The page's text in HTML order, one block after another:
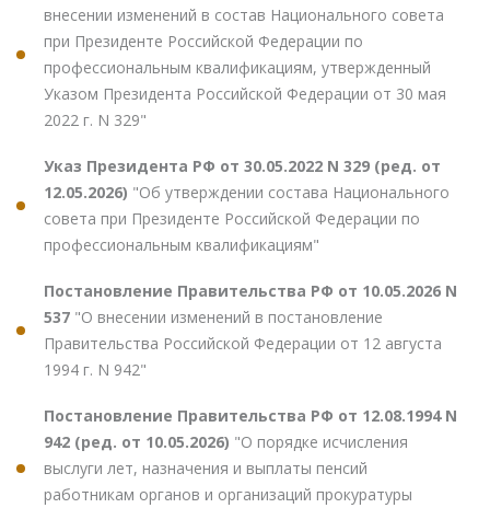
внесении изменений в состав Национального совета
при Президенте Российской Федерации по
профессиональным квалификациям, утвержденный
Указом Президента Российской Федерации от 30 мая
2022 г. N 329"
Указ Президента РФ от 30.05.2022 N 329 (ред. от
12.05.2026) "Об утверждении состава Национального
совета при Президенте Российской Федерации по
профессиональным квалификациям"
Постановление Правительства РФ от 10.05.2026 N
537 "О внесении изменений в постановление
Правительства Российской Федерации от 12 августа
1994 г. N 942"
Постановление Правительства РФ от 12.08.1994 N
942 (ред. от 10.05.2026) "О порядке исчисления
выслуги лет, назначения и выплаты пенсий
работникам органов и организаций прокуратуры